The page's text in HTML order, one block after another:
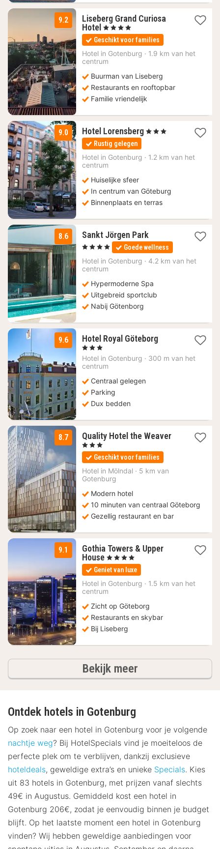
9.2
Liseberg Grand Curiosa
Hotel 1
nacht
vanaf
113,99
€
, 4 Sterren
Geschikt voor families
Hotel in Gotenburg · 1.9 km van het
centrum
Buurman van Liseberg
Restaurants en rooftopbar
Familie vriendelijk
9.0 Hotel Lorensberg 3
79,16
, 3 Sterren
Rustig gelegen
Hotel in Gotenburg · 1.2 km van het
centrum
Huiselijke sfeer
In centrum van Göteburg
Binnenplaats en terras
8.6 Sankt Jörgen Park1
nacht
vanaf
155,03
, 4 Sterren Goede wellness
Hotel in Gotenburg · 4.2 km van het
centrum
Hypermoderne Spa
Uitgebreid sportclub
Nabij Götenborg
9.6 Hotel Royal Göteborg1
vanaf
, 3 Sterren
Hotel in Gotenburg · 300 m van het
centrum
Centraal gelegen
Parking
Dux bedden
8.7 Quality Hotel the Weaver2
nachten
, 3 Sterren
Geschikt voor families
Hotel in Mölndal · 5 km van
Gotenburg
Modern hotel
10 minuten van centraal Göteborg
Gezellig restaurant en bar
9.1
Gothia Towers & Upper
House 1
nacht
vanaf
136,79
€
, 4 Sterren
Geniet van luxe
Hotel in Gotenburg · 1.5 km van het
centrum
Zicht op Göteborg
Restaurants en skybar
Bij Liseberg
Bekijk meerhotels
Ontdek hotels in Gotenburg
Op zoek naar een hotel in Gotenburg voor je volgende
nachtje weg? Bij HotelSpecials vind je moeiteloos de
perfecte plek om te verblijven, dankzij exclusieve
hoteldeals, geweldige extra’s en unieke Specials. Kies
uit 83 hotels in Gotenburg, met prijzen vanaf slechts
49€ in Augustus. Gemiddeld kost een hotel in
Gotenburg 206€, zodat je eenvoudig binnen je budget
blijft. Op het laatste moment een hotel in Gotenburg
vinden? Wij hebben geweldige aanbiedingen voor